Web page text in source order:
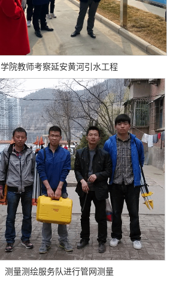
学院教师考察延安黄河引水工程
测量测绘服务队进行管网测量